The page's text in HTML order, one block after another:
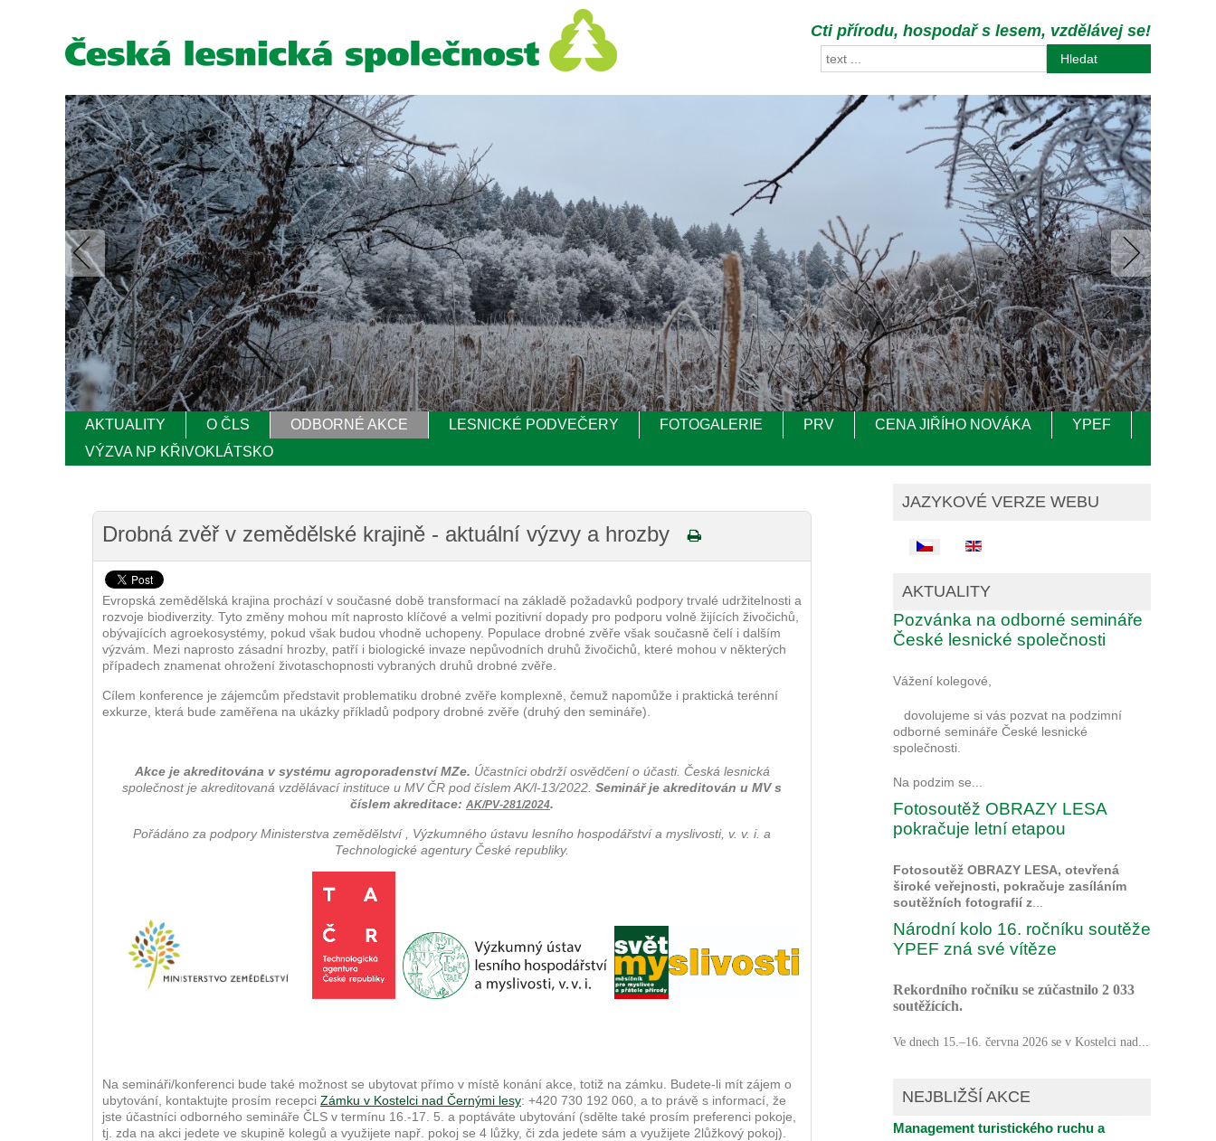
Cti přírodu, hospodař s lesem, vzdělávej se!
Hledat
AKTUALITY O ČLS ODBORNÉ AKCE LESNICKÉ PODVEČERY FOTOGALERIE PRV CENA JIŘÍHO NOVÁKA
YPEF
VÝZVA NP KŘIVOKLÁTSKO
Drobná zvěř v zemědělské krajině - aktuální výzvy a hrozby
Evropská zemědělská krajina prochází v současné době transformací na základě požadavků podpory trvalé udržitelnosti a
rozvoje biodiverzity. Tyto změny mohou mít naprosto klíčové a velmi pozitivní dopady pro podporu volně žijících živočichů,
obývajících agroekosystémy, pokud však budou vhodně uchopeny. Populace drobné zvěře však současně čelí i dalším
výzvám. Mezi naprosto zásadní hrozby, patří i biologické invaze nepůvodních druhů živočichů, které mohou v některých
případech znamenat ohrožení životaschopnosti vybraných druhů drobné zvěře.
Cílem konference je zájemcům představit problematiku drobné zvěře komplexně, čemuž napomůže i praktická terénní
exkurze, která bude zaměřena na ukázky příkladů podpory drobné zvěře (druhý den semináře).
Akce je akreditována v systému agroporadenství MZe. Účastníci obdrží osvědčení o účasti. Česká lesnická
společnost je akreditovaná vzdělávací instituce u MV ČR pod číslem AK/l-13/2022. Seminář je akreditován u MV s
číslem akreditace: AK/PV-281/2024.
Pořádáno za podpory Ministerstva zemědělství , Výzkumného ústavu lesního hospodářství a myslivosti, v. v. i. a
Technologické agentury České republiky.
Na semináři/konferenci bude také možnost se ubytovat přímo v místě konání akce, totiž na zámku. Budete-li mít zájem o
ubytování, kontaktujte prosím recepci Zámku v Kostelci nad Černými lesy: +420 730 192 060, a to právě s informací, že
jste účastníci odborného semináře ČLS v termínu 16.-17. 5. a poptáváte ubytování (sdělte také prosím preferenci pokoje,
tj. zda na akci jedete ve skupině kolegů a využijete např. pokoj se 4 lůžky, či zda jedete sám a využijete 2lůžkový pokoj).
JAZYKOVÉ VERZE WEBU
AKTUALITY
Pozvánka na odborné semináře
České lesnické společnosti
Vážení kolegové,
dovolujeme si vás pozvat na podzimní
odborné semináře České lesnické
společnosti.
Na podzim se...
Fotosoutěž OBRAZY LESA
pokračuje letní etapou
Fotosoutěž OBRAZY LESA, otevřená
široké veřejnosti, pokračuje zasíláním
soutěžních fotografií z
Národní kolo 16. ročníku soutěže
YPEF zná své vítěze
Rekordního ročníku se zúčastnilo 2 033
soutěžících.
Ve dnech 15.–16. června 2026 se v Kostelci nad
NEJBLIŽŠÍ AKCE
Management turistického ruchu a